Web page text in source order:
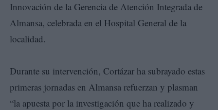
Innovación de la Gerencia de Atención Integrada de
Almansa, celebrada en el Hospital General de la
localidad.
Durante su intervención, Cortázar ha subrayado estas
primeras jornadas en Almansa refuerzan y plasman
“la apuesta por la investigación que ha realizado y